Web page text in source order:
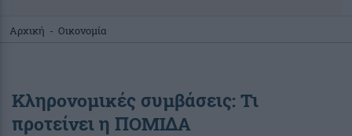
Αρχική - Οικονομία
Κληρονομικές συμβάσεις: Τι
προτείνει η ΠΟΜΙΔΑ